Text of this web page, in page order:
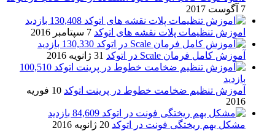
7 آگوست 2017
130,408 بازدید
اموزش تنظیمات پلات نقشه های اتوکد 7 سپتامبر 2016
130,330 بازدید
آموزش کامل فرمان Scale در اتوکد
31 ژانویه 2016
100,510
بازدید
آموزش تنظیم ضخامت خطوط در پرینت اتوکد
10 فوریه
2016
84,609 بازدید
مشکل بهم ریختگی فونت در اتوکد 20 ژانویه 2016